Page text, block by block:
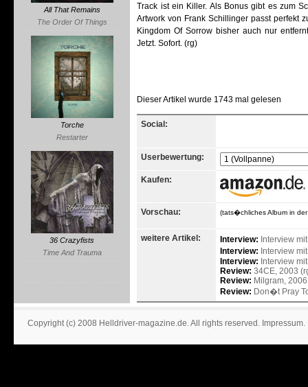
All That Remains
The Order Of Things
Torche
Restarter
36 Crazyfists
Time And Trauma
Track ist ein Killer. Als Bonus gibt es zum
Artwork von Frank Schillinger passt perfekt
Kingdom Of Sorrow bisher auch nur
Jetzt. Sofort. (rg)
Dieser Artikel wurde 1743 mal gelesen
Social:
Userbewertung:
Kaufen:
Vorschau: (tats�chliches Album in
weitere Artikel: Interview: Interview
Interview: Interview
Interview: Interview
Review:34CE, 2003
Review: Milgram,
Review: Don�t Pray
Copyright (c) 2008 Helldriver-magazine.de. All rights reserved. Impressum